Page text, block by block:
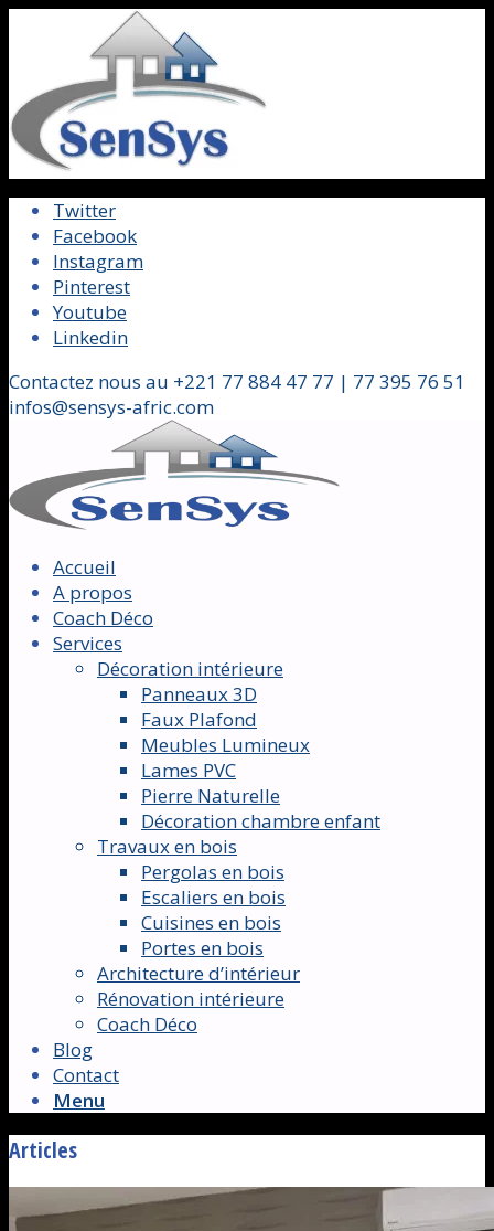
Twitter
Facebook
Instagram
Pinterest
Youtube
Linkedin
Contactez nous au +221 77 884 47 77 | 77 395 76 51
infos@sensys-afric.com
Accueil
A propos
Coach Déco
Services
Décoration intérieure
Panneaux 3D
Faux Plafond
Meubles Lumineux
Lames PVC
Pierre Naturelle
Décoration chambre enfant
Travaux en bois
Pergolas en bois
Escaliers en bois
Cuisines en bois
Portes en bois
Architecture d’intérieur
Rénovation intérieure
Coach Déco
Blog
Contact
Menu
Articles